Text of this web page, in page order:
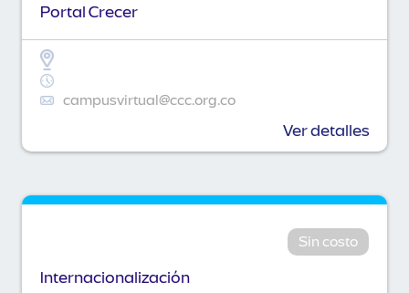
Portal Crecer
campusvirtual@ccc.org.co
Ver detalles
Sin costo
Internacionalización